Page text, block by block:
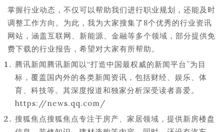
掌握行业动态，不仅可以帮助我们进行职业规划，还能及时
调整工作方向。为此，我为大家搜集了8个优秀的行业资讯
网站，涵盖互联网、新能源、金融等多个领域，部分提供免
费下载的行业报告，希望对大家有所帮助。
腾讯新闻腾讯新闻以“打造中国最权威的新闻平台”为目
标，覆盖国内外的各类新闻资讯，包括财经、娱乐、体
育、科技等。其深度报道和独家分析深受读者喜爱。
https://news.qq.com/
搜狐焦点搜狐焦点专注于房产、家居领域，提供新房楼盘